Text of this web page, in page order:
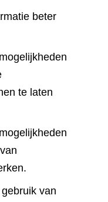
beter
te laten
van